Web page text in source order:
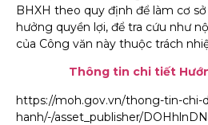
BHXH theo quy định để làm cơ
hưởng quyền lợi, để tra cứu như
của Công văn này thuộc trách
Thông tin chi tiết
https://moh.gov.vn/thong-tin-chi-
hanh/-/asset_publisher/